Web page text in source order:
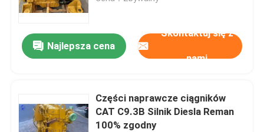
Wycieczka po fabryce
Skontaktuj się z nami
Najlepsza cena
Skontaktuj się z
nami
Części naprawcze ciągników
CAT C9.3B Silnik Diesla Reman
100% zgodny